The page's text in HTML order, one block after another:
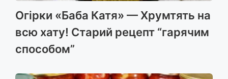
Огірки «Баба Катя» — Хрумтять на
всю хату! Старий рецепт “гарячим
способом”